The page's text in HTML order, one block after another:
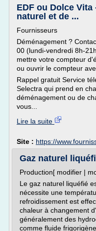
EDF ou Dolce
naturel et de ...
Fournisseurs
Déménagement ?
00 (lundi-vendredi 8h-
mettre votre compteur
ou ouvrir le compteur
Rappel gratuit Service
Selectra qui prend en
déménagement ou de
vous...
Lire la suite
Site : https://
Gaz naturel
Production[ modifier |
Le gaz naturel liquéfié
nécessite une
refroidissement est
chaleur à changement
généralement des
comme fluide frigorigène .